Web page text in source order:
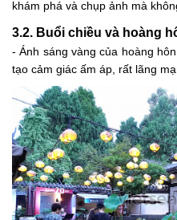
khám phá và chụp ảnh mà
3.2. Buổi chiều và hoàng
- Ánh sáng vàng của hoàng
tạo cảm giác ấm áp, rất lãng